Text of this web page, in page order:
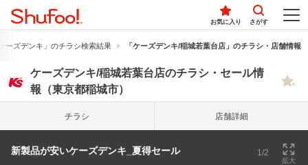
お気に入り さがす
ーズデンキ」のチラシ検索結果 「ケーズデンキ/稲城若葉台店」のチラシ・店舗情報
ケーズデンキ/稲城若葉台店のチラシ・セール情
報（東京都稲城市）
チラシ 店舗詳細
新製品が安いケーズデンキ_夏得セール 1/2
拡大